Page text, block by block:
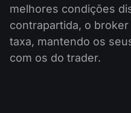
melhores condições
contrapartida, o
taxa, mantendo os
com os do trader.